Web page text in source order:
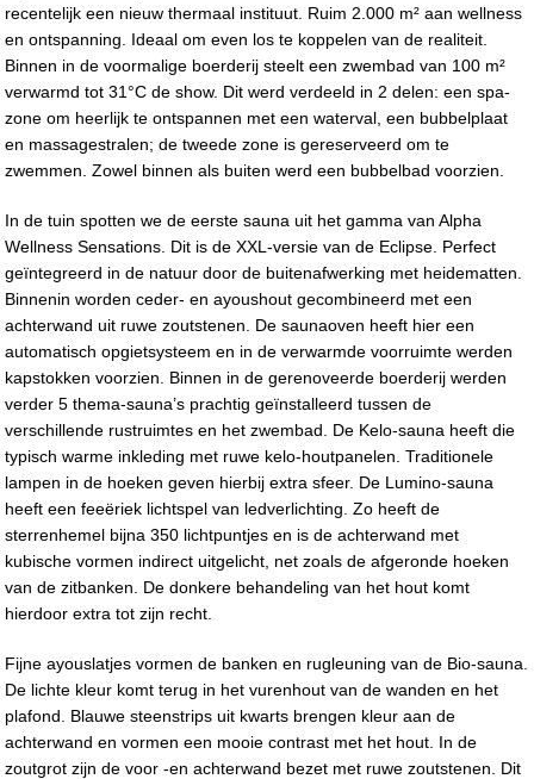
recentelijk een nieuw thermaal instituut. Ruim 2.000 m² aan wellness
en ontspanning. Ideaal om even los te koppelen van de realiteit.
Binnen in de voormalige boerderij steelt een zwembad van 100 m²
verwarmd tot 31°C de show. Dit werd verdeeld in 2 delen: een spa-
zone om heerlijk te ontspannen met een waterval, een bubbelplaat
en massagestralen; de tweede zone is gereserveerd om te
zwemmen. Zowel binnen als buiten werd een bubbelbad voorzien.
In de tuin spotten we de eerste sauna uit het gamma van Alpha
Wellness Sensations. Dit is de XXL-versie van de Eclipse. Perfect
geïntegreerd in de natuur door de buitenafwerking met heidematten.
Binnenin worden ceder- en ayoushout gecombineerd met een
achterwand uit ruwe zoutstenen. De saunaoven heeft hier een
automatisch opgietsysteem en in de verwarmde voorruimte werden
kapstokken voorzien. Binnen in de gerenoveerde boerderij werden
verder 5 thema-sauna’s prachtig geïnstalleerd tussen de
verschillende rustruimtes en het zwembad. De Kelo-sauna heeft die
typisch warme inkleding met ruwe kelo-houtpanelen. Traditionele
lampen in de hoeken geven hierbij extra sfeer. De Lumino-sauna
heeft een feeëriek lichtspel van ledverlichting. Zo heeft de
sterrenhemel bijna 350 lichtpuntjes en is de achterwand met
kubische vormen indirect uitgelicht, net zoals de afgeronde hoeken
van de zitbanken. De donkere behandeling van het hout komt
hierdoor extra tot zijn recht.
Fijne ayouslatjes vormen de banken en rugleuning van de Bio-sauna.
De lichte kleur komt terug in het vurenhout van de wanden en het
plafond. Blauwe steenstrips uit kwarts brengen kleur aan de
achterwand en vormen een mooie contrast met het hout. In de
zoutgrot zijn de voor -en achterwand bezet met ruwe zoutstenen. Dit